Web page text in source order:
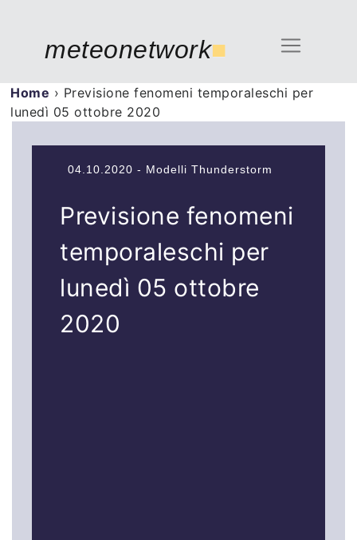
meteonetwork■
Home › Previsione fenomeni temporaleschi per
lunedì 05 ottobre 2020
04.10.2020 - Modelli Thunderstorm
Previsione fenomeni
temporaleschi per
lunedì 05 ottobre
2020